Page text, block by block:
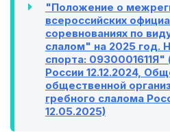
"Положение о
всероссийских
соревнованиях по
слалом" на 2025 год.
спорта:
России 12.12.2024,
общественной
гребного слалома
12.05.2025)